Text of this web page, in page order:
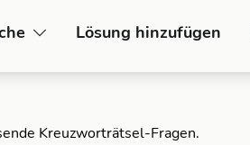
Lösung hinzufügen
Kreuzworträtsel-Fragen.